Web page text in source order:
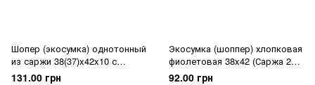
Шопер (экосумка) однотонный
из саржи 38(37)x42x10 с
боками и дном по 10 см
131.00 грн
Экосумка (шоппер) хлопковая
фиолетовая 38x42 (Саржа 225
гр/м2)
92.00 грн